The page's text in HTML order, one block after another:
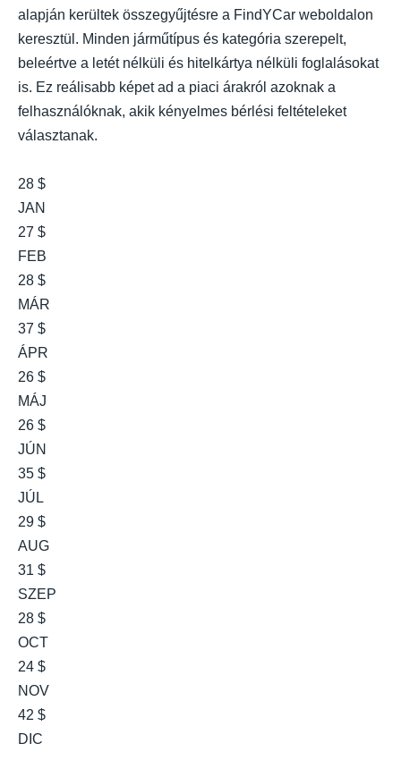
alapján kerültek összegyűjtésre a FindYCar weboldalon
keresztül. Minden járműtípus és kategória szerepelt,
beleértve a letét nélküli és hitelkártya nélküli foglalásokat
is. Ez reálisabb képet ad a piaci árakról azoknak a
felhasználóknak, akik kényelmes bérlési feltételeket
választanak.
28 $
JAN
27 $
FEB
28 $
MÁR
37 $
ÁPR
26 $
MÁJ
26 $
JÚN
35 $
JÚL
29 $
AUG
31 $
SZEP
28 $
OCT
24 $
NOV
42 $
DIC